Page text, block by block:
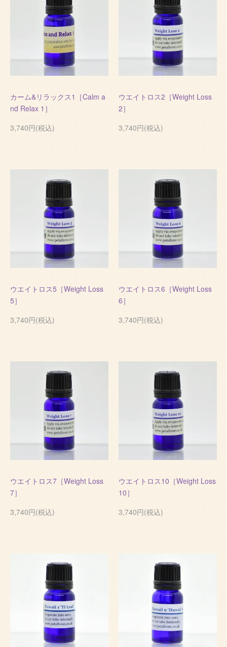
カーム&リラックス1［Calm a
nd Relax 1］
3,740円(税込)
ウエイトロス2［Weight Loss
2］
3,740円(税込)
ウエイトロス5［Weight Loss
5］
3,740円(税込)
ウエイトロス6［Weight Loss
6］
3,740円(税込)
ウエイトロス7［Weight Loss
7］
3,740円(税込)
ウエイトロス10［Weight Loss
10］
3,740円(税込)